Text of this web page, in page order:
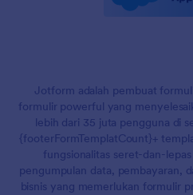
Jotform adalah pembuat
formulir powerful yang
lebih dari 35 juta pengguna di
{footerFormTemplatCount}+
fungsionalitas seret-dan-
pengumpulan data, pembayaran,
bisnis yang memerlukan formulir